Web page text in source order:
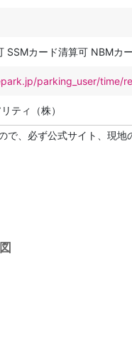
SSMカード清算可 NBMカ
parking_user/time/
ティ（株）
、必ず公式サイト、現